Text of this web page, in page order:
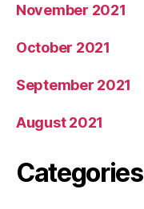
November 2021
October 2021
September 2021
August 2021
Categories